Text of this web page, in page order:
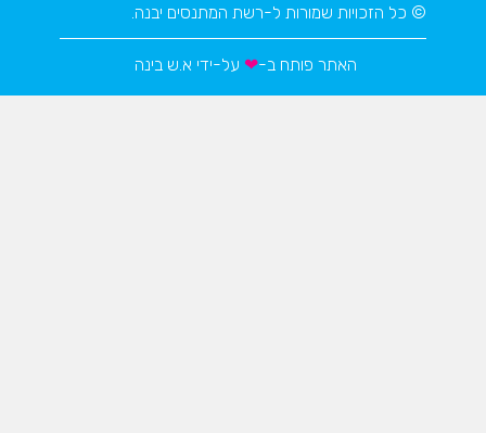
© כל הזכויות שמורות ל-רשת המתנסים יבנה.
האתר פותח ב-❤ על-ידי א.ש בינה